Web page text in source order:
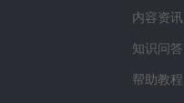
内容资讯
知识问答
帮助教程